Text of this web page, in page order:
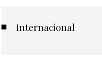
Internacional